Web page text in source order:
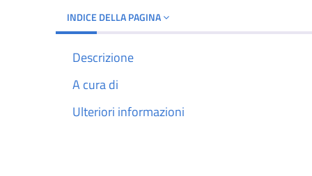
INDICE DELLA PAGINA
Descrizione
A cura di
Ulteriori informazioni